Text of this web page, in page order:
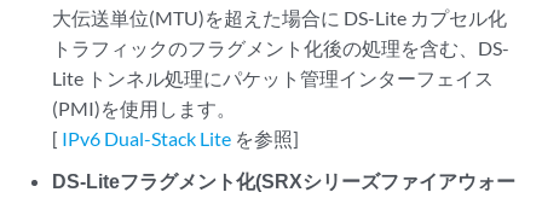
大伝送単位(MTU)を超えた場合に DS-Lite カプセル化
トラフィックのフラグメント化後の処理を含む、DS-
Lite トンネル処理にパケット管理インターフェイス
(PMI)を使用します。
[ IPv6 Dual-Stack Lite を参照]
DS-Liteフラグメント化(SRXシリーズファイアウォー